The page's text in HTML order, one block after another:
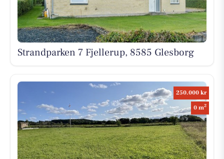
Strandparken 7 Fjellerup, 8585 Glesborg
250.000 kr
0 m2